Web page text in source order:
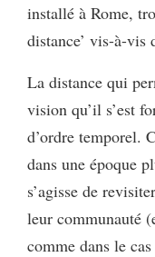
installé à Rome,
distance’ vis-à-vis
La distance qui
vision qu’il s’est
d’ordre temporel.
dans une époque
s’agisse de
leur communauté
comme dans le